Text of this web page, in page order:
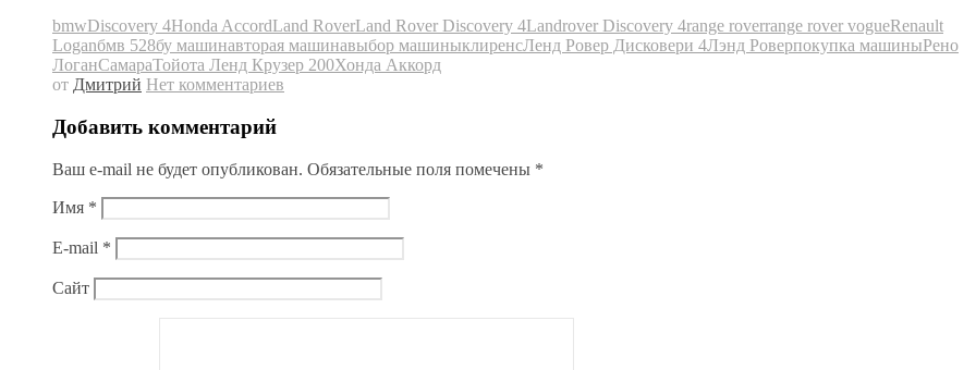
bmwDiscovery 4Honda AccordLand RoverLand Rover Discovery 4Landrover Discovery 4range roverrange rover vogueRenault
Loganбмв 528бу машинавторая машинавыбор машиныклиренсЛенд Ровер Дисковери 4Лэнд Роверпокупка машиныРено
ЛоганСамараТойота Ленд Крузер 200Хонда Аккорд
от Дмитрий Нет комментариев
Добавить комментарий
Ваш e-mail не будет опубликован. Обязательные поля помечены *
Имя *
E-mail *
Сайт